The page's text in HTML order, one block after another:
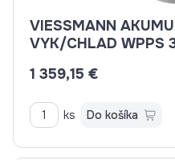
VIESSMANN
VYK/CHLAD WPPS
1 359,15 €
ks Do košíka